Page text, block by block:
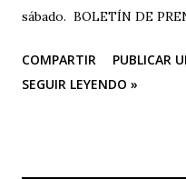
sábado. BOLETÍN DE
Alcaraván inicia actividades
homenaje muy especial
COMPARTIR
PUBLICAR
SEGUIR LEYENDO »